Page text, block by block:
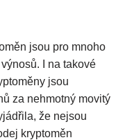
jsou pro mnoho
I na takové
jsou
za nehmotný movitý
že nejsou
kryptoměn